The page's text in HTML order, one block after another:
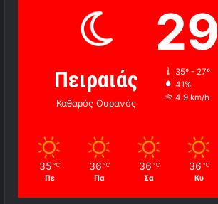
Πειραιάς
Καθαρός Ουρανός
29
35º - 27º
41%
4.9 km/h
35 ℃
Πε
36 ℃
Πα
36 ℃
Σα
36 ℃
Κυ